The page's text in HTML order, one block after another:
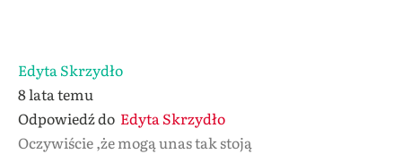
Edyta Skrzydło
8 lata temu
Odpowiedź do Edyta Skrzydło
Oczywiście ,że mogą unas tak stoją